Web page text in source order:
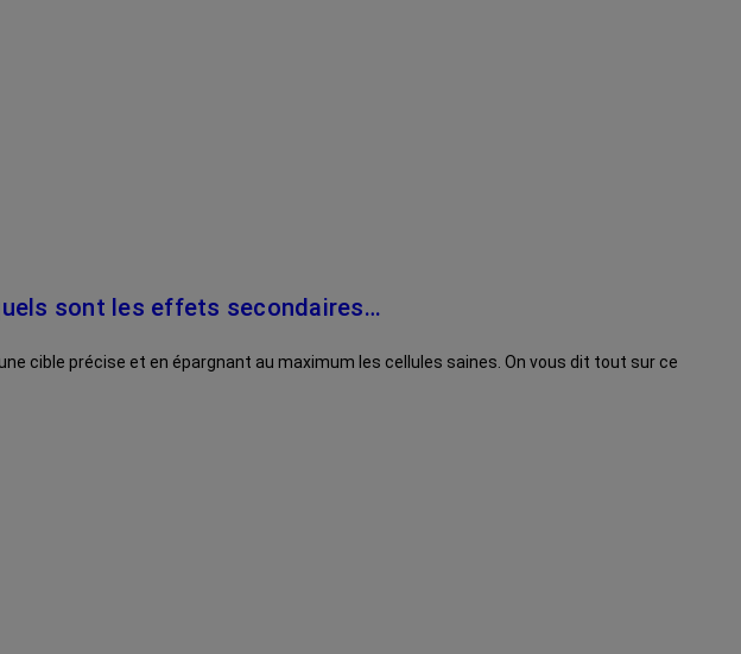
sont les effets secondaires…
cible précise et en épargnant au maximum les cellules saines. On vous dit tout sur ce